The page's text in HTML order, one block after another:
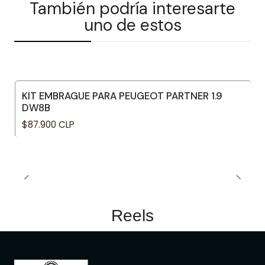
También podría interesarte
uno de estos
KIT EMBRAGUE PARA PEUGEOT PARTNER 1.9
DW8B
$87.900 CLP
Reels